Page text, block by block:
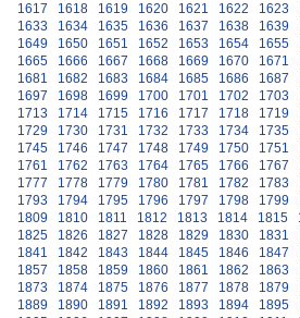
1617
1618 1619 1620 1621 1622 1623
1633
1634 1635 1636 1637 1638 1639
1649
1650 1651 1652 1653 1654 1655
1665
1666 1667 1668 1669 1670 1671
1681
1682 1683 1684 1685 1686 1687
1697
1698 1699 1700 1701 1702 1703
1713
1714 1715 1716 1717 1718 1719
1729
1730 1731 1732 1733 1734 1735
1745
1746 1747 1748 1749 1750 1751
1761
1762 1763 1764 1765 1766 1767
1777
1778 1779 1780 1781 1782 1783
1793
1794 1795 1796 1797 1798 1799
1809
1810 1811 1812 1813 1814 1815
1825
1826 1827 1828 1829 1830 1831
1841
1842 1843 1844 1845 1846 1847
1857
1858 1859 1860 1861 1862 1863
1873
1874 1875 1876 1877 1878 1879
1889
1890 1891 1892 1893 1894 1895